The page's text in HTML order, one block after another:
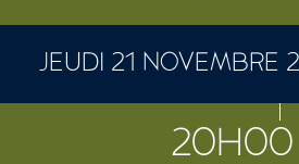
JEUDI 21 NOVEMBRE
20H00